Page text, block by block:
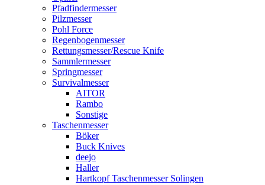
Pfadfindermesser
Pilzmesser
Pohl Force
Regenbogenmesser
Rettungsmesser/Rescue Knife
Sammlermesser
Springmesser
Survivalmesser
AITOR
Rambo
Sonstige
Taschenmesser
Böker
Buck Knives
deejo
Haller
Hartkopf Taschenmesser Solingen